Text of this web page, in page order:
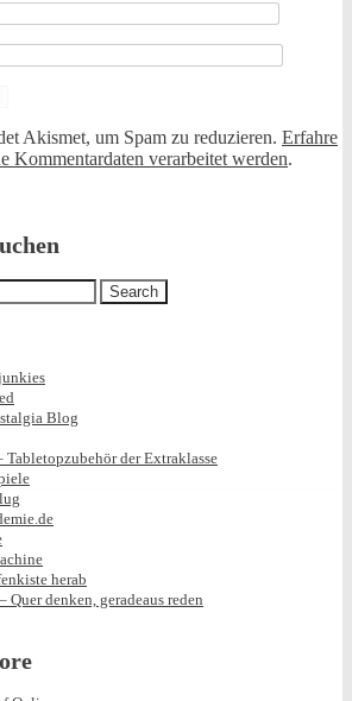
Akismet, um Spam zu reduzieren. Erfahre
Kommentardaten verarbeitet werden.
Blog
Tabletopzubehör der Extraklasse
herab
Quer denken, geradeaus reden